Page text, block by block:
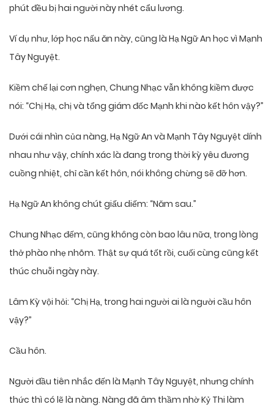
phút đều bị hai người này nhét cẩu lương.
Ví dụ như, lớp học nấu ăn này, cũng là Hạ Ngữ An học vì Mạnh
Tây Nguyệt.
Kiềm chế lại cơn nghẹn, Chung Nhạc vẫn không kiềm được
nói: “Chị Hạ, chị và tổng giám đốc Mạnh khi nào kết hôn vậy?”
Dưới cái nhìn của nàng, Hạ Ngữ An và Mạnh Tây Nguyệt dính
nhau như vậy, chính xác là đang trong thời kỳ yêu đương
cuồng nhiệt, chỉ cần kết hôn, nói không chừng sẽ đỡ hơn.
Hạ Ngữ An không chút giấu diếm: “Năm sau.”
Chung Nhạc đếm, cũng không còn bao lâu nữa, trong lòng
thở phào nhẹ nhõm. Thật sự quá tốt rồi, cuối cùng cũng kết
thúc chuỗi ngày này.
Lâm Kỳ vội hỏi: “Chị Hạ, trong hai người ai là người cầu hôn
vậy?”
Cầu hôn.
Người đầu tiên nhắc đến là Mạnh Tây Nguyệt, nhưng chính
thức thì có lẽ là nàng. Nàng đã âm thầm nhờ Kỷ Thi làm